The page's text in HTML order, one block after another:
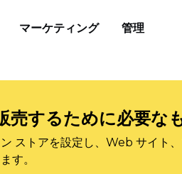
マーケティング 管理
売するために必要な
ストアを設定し、Web サイト
す。